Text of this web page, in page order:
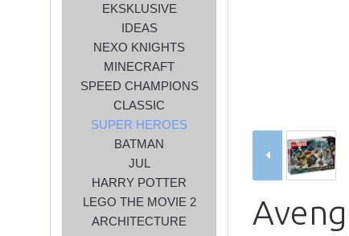
EKSKLUSIVE
IDEAS
NEXO KNIGHTS
MINECRAFT
SPEED CHAMPIONS
CLASSIC
SUPER HEROES
BATMAN
JUL
HARRY POTTER
LEGO THE MOVIE 2
ARCHITECTURE